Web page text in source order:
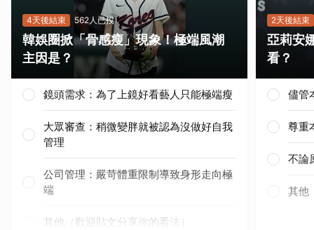
4天後結束 562人已投
韓娛圈掀「骨感瘦」現象！極端風潮
主因是？
鏡頭需求：為了上鏡好看藝人只能極端瘦
大眾審查：稍微變胖就被認為沒做好自我
管理
公司管理：嚴苛體重限制導致身形走向極
端
其他（歡迎貼文分享你的看法）
2天後結束
亞莉安
看？
儘管
尊重
不論
其他